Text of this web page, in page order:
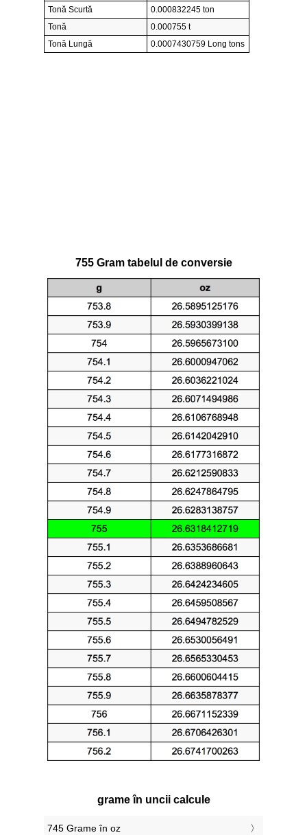
Tonă Scurtă
0.000832245 ton
Tonă
0.000755 t
Tonă Lungă
0.0007430759 Long tons
755 Gram tabelul de conversie
grame în uncii calcule
745 Grame în oz